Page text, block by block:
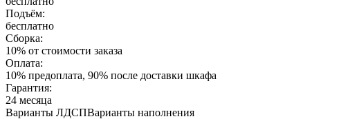
Подъём:
бесплатно
Сборка:
10% от стоимости заказа
Оплата:
10% предоплата, 90% после доставки шкафа
Гарантия:
24 месяца
Варианты ЛДСПВарианты наполнения